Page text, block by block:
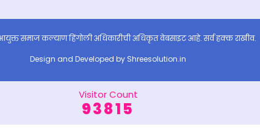
समाज कल्याण हिंगोली अधिकारीची अधिकृत वेबसाइट आहे. सर्व हक्क राखीव.
Design and Developed by Shreesolution.in
Visitor Count
93815